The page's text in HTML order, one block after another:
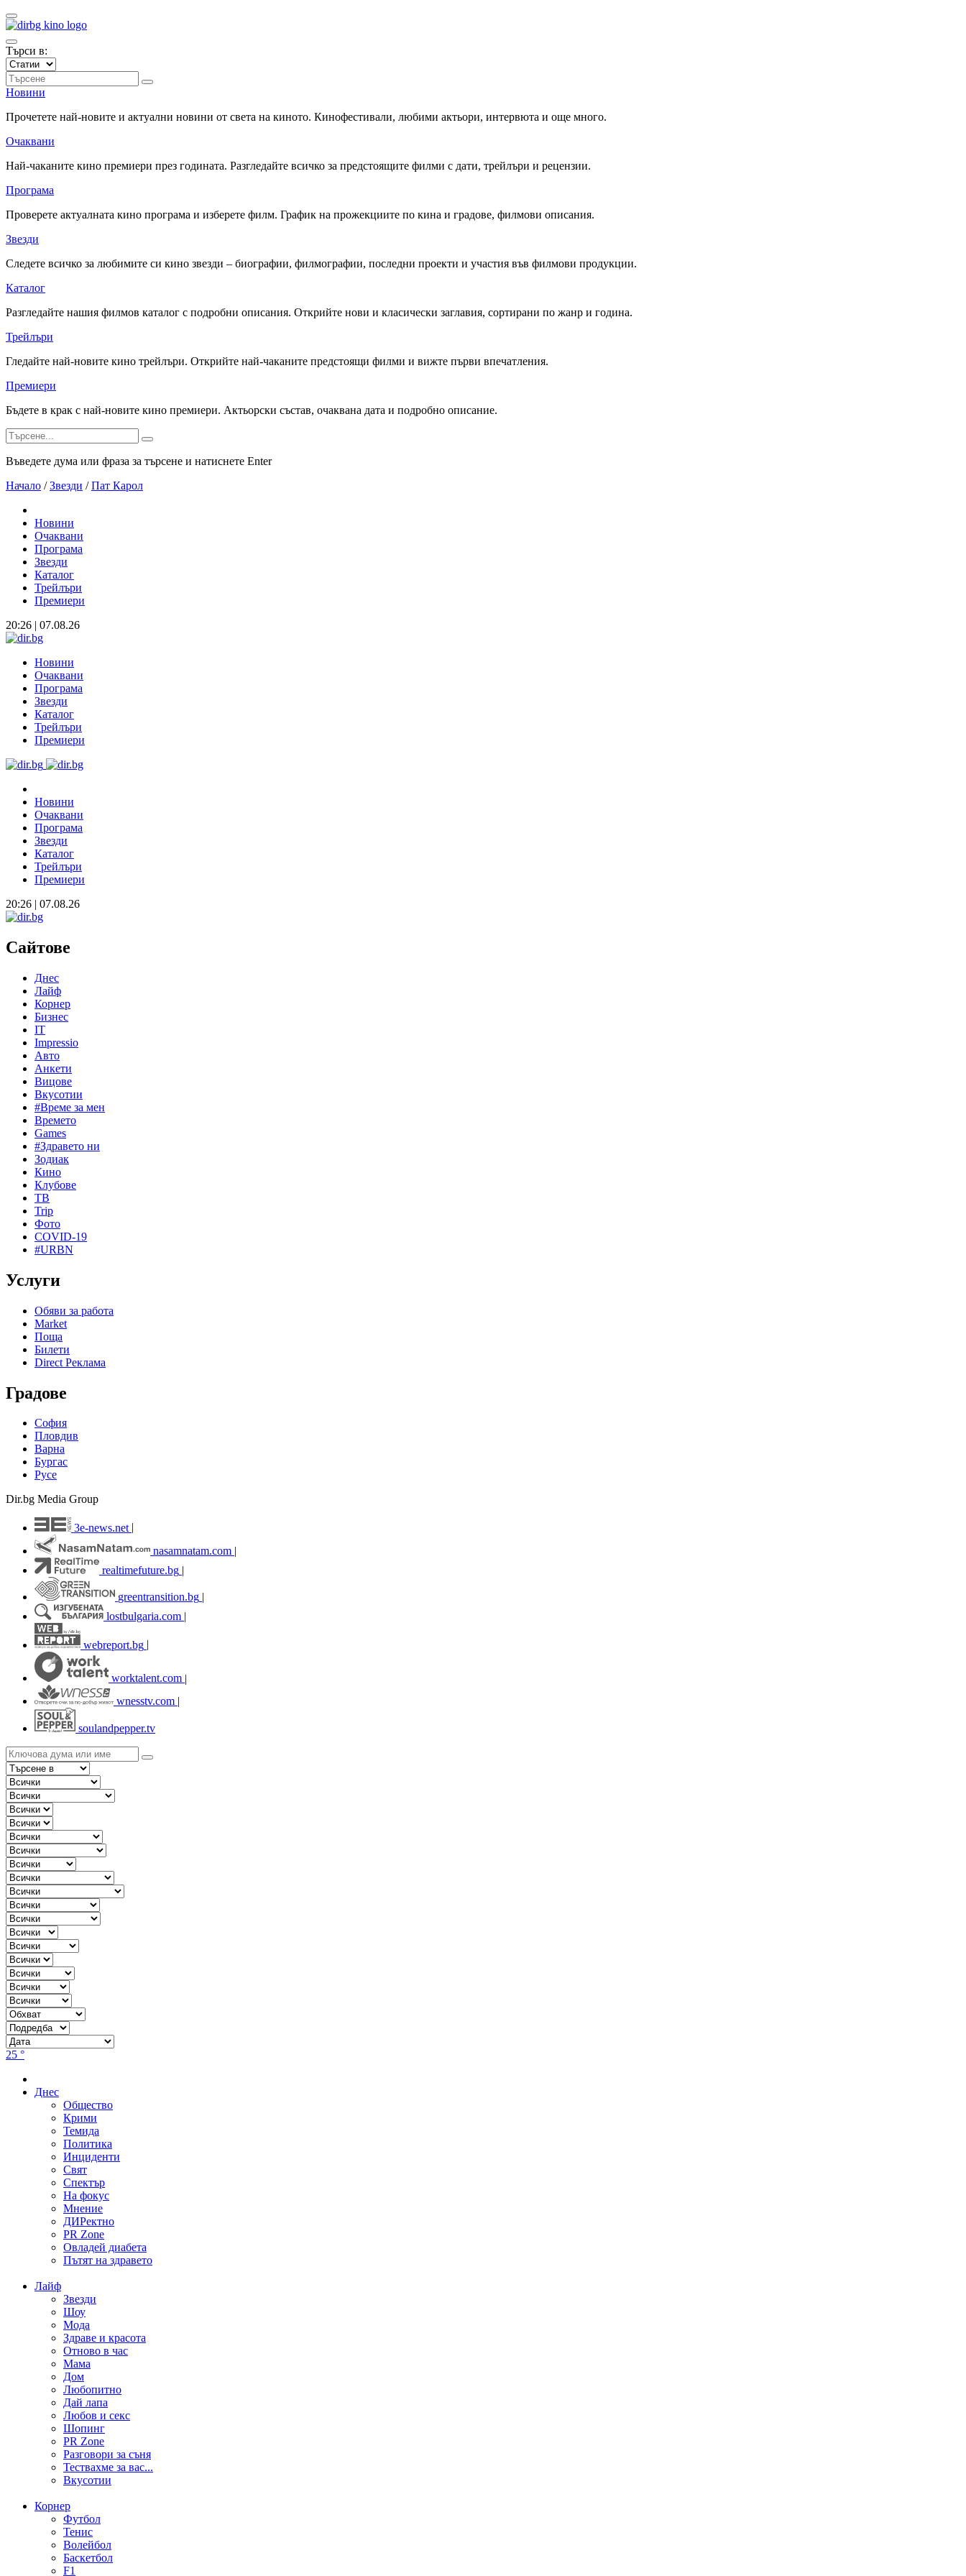
Търси в:
Новини
Прочетете най-новите и актуални новини от света на киното. Кинофестивали, любими актьори, интервюта и още много.
Очаквани
Най-чаканите кино премиери през годината. Разгледайте всичко за предстоящите филми с дати, трейлъри и рецензии.
Програма
Проверете актуалната кино програма и изберете филм. График на прожекциите по кина и градове, филмови описания.
Звезди
Следете всичко за любимите си кино звезди – биографии, филмографии, последни проекти и участия във филмови продукции.
Каталог
Разгледайте нашия филмов каталог с подробни описания. Открийте нови и класически заглавия, сортирани по жанр и година.
Трейлъри
Гледайте най-новите кино трейлъри. Открийте най-чаканите предстоящи филми и вижте първи впечатления.
Премиери
Бъдете в крак с най-новите кино премиери. Актьорски състав, очаквана дата и подробно описание.
Въведете дума или фраза за търсене и натиснете Enter
Начало / Звезди / Пат Карол
Новини
Очаквани
Програма
Звезди
Каталог
Трейлъри
Премиери
20:26 | 07.08.26
Новини
Очаквани
Програма
Звезди
Каталог
Трейлъри
Премиери
Новини
Очаквани
Програма
Звезди
Каталог
Трейлъри
Премиери
20:26 | 07.08.26
Сайтове
Днес
Лайф
Корнер
Бизнес
IT
Impressio
Авто
Анкети
Вицове
Вкусотии
#Време за мен
Времето
Games
#Здравето ни
Зодиак
Кино
Клубове
ТВ
Trip
Фото
COVID-19
#URBN
Услуги
Обяви за работа
Market
Поща
Билети
Direct Реклама
Градове
София
Пловдив
Варна
Бургас
Русе
Dir.bg Media Group
3e-news.net
nasamnatam.com |
realtimefuture.bg |
greentransition.bg |
lostbulgaria.com |
webreport.bg
worktalent.com |
wnesstv.com |
soulandpepper.tv
25 °
Днес
Общество
Крими
Темида
Политика
Инциденти
Свят
Спектър
На фокус
Мнение
ДИРектно
PR Zone
Овладей диабета
Пътят на здравето
Лайф
Звезди
Шоу
Мода
Здраве и красота
Отново в час
Мама
Дом
Любопитно
Дай лапа
Любов и секс
Шопинг
PR Zone
Разговори за съня
Тествахме за вас...
Вкусотии
Корнер
Футбол
Тенис
Волейбол
Баскетбол
F1